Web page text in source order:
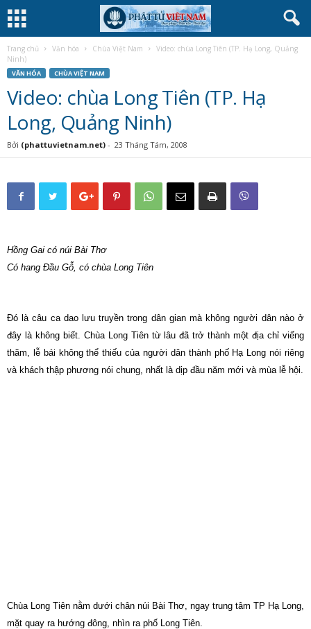
Trang chủ Văn hóa Chùa Việt Nam
Video: chùa Long Tiên (TP. Hạ Long, Quảng
Ninh)
VĂN HÓA CHÙA VIỆT NAM
Video: chùa Long Tiên (TP. Hạ
Long, Quảng Ninh)
Bởi (phattuvietnam.net) - 23 Tháng Tám, 2008
Hồng Gai có núi Bài Thơ
Có hang Ðầu Gỗ, có chùa Long Tiên
Đó là câu ca dao lưu truyền trong dân gian mà không người dân nào ở
đây là không biết. Chùa Long Tiên từ lâu đã trở thành một địa chỉ viếng
thăm, lễ bái không thể thiếu của người dân thành phố Hạ Long nói riêng
và khách thập phương nói chung, nhất là dịp đầu năm mới và mùa lễ hội.
Chùa Long Tiên nằm dưới chân núi Bài Thơ, ngay trung tâm TP Hạ Long,
mặt quay ra hướng đông, nhìn ra phố Long Tiên.